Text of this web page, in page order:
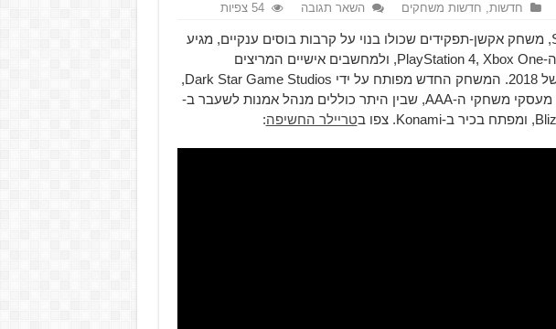
חדשות, חדשות משחקים השאר תגובה 54 צפיות
Sinner: Sacrifice for Redemption, משחק אקשן-תפקידים שכולו בנוי על קרבות בוסים ענקיים, מגיע
מהמפרסמת Another Indie עבור ה-PlayStation 4, Xbox One, ולמחשבים אישיים המריצים
Windows ו-Mac ברבעון הראשון של 2018. המשחק החדש מפותח על ידי Dark Star Game Studios,
צוות מפתחים שכולל רבים וטובים מעסקי משחקי ה-AAA, שבין היתר כוללים מנהל אמנות לשעבר ב-
טריילר החשיפה: